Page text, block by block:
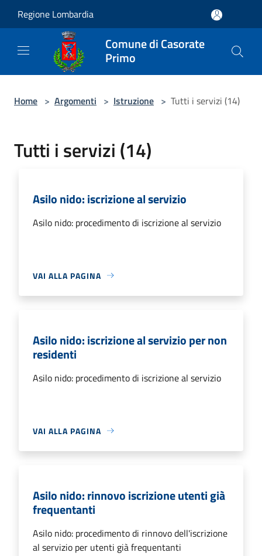
Regione Lombardia
Comune di Casorate
Primo
Home > Argomenti > Istruzione > Tutti i servizi (14)
Tutti i servizi (14)
Asilo nido: iscrizione al servizio
Asilo nido: procedimento di iscrizione al servizio
VAI ALLA PAGINA
Asilo nido: iscrizione al servizio per non
residenti
Asilo nido: procedimento di iscrizione al servizio
VAI ALLA PAGINA
Asilo nido: rinnovo iscrizione utenti già
frequentanti
Asilo nido: procedimento di rinnovo dell'iscrizione
al servizio per utenti già frequentanti